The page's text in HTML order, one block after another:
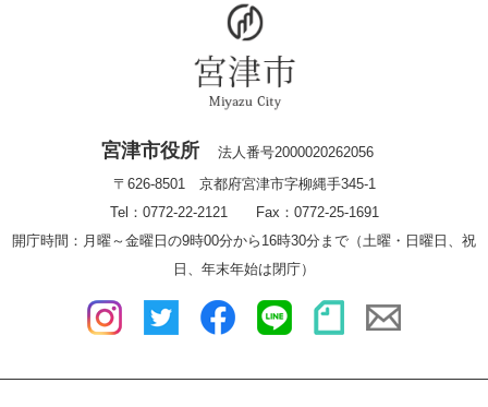
宮津市役所
法人番号2000020262056
〒626-8501 京都府宮津市字柳縄手345-1
Tel：0772-22-2121 Fax：0772-25-1691
開庁時間：月曜～金曜日の9時00分から16時30分まで（土曜・日曜日、祝
日、年末年始は閉庁）